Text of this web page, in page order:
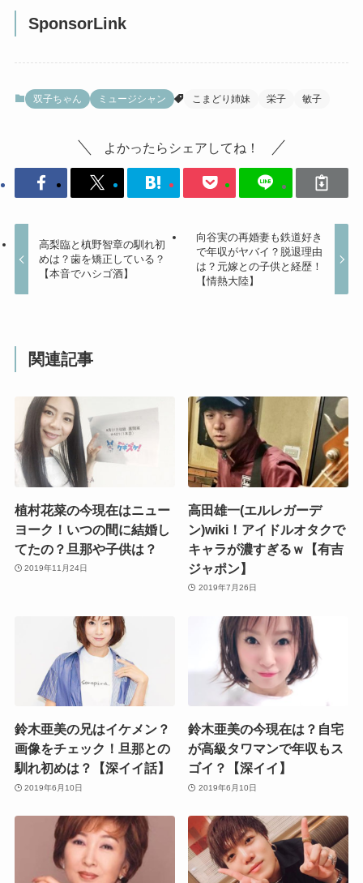
SponsorLink
双子ちゃん ミュージシャン こまどり姉妹 栄子 敏子
よかったらシェアしてね！
高梨臨と槙野智章の馴れ初
めは？歯を矯正している？
【本音でハシゴ酒】
向谷実の再婚妻も鉄道好き
で年収がヤバイ？脱退理由
は？元嫁との子供と経歴！
【情熱大陸】
関連記事
植村花菜の今現在はニュー
ヨーク！いつの間に結婚し
てたの？旦那や子供は？
2019年11月24日
高田雄一(エルレガーデ
ン)wiki！アイドルオタクで
キャラが濃すぎるｗ【有吉
ジャポン】
2019年7月26日
鈴木亜美の兄はイケメン？
画像をチェック！旦那との
馴れ初めは？【深イイ話】
2019年6月10日
鈴木亜美の今現在は？自宅
が高級タワマンで年収もス
ゴイ？【深イイ】
2019年6月10日